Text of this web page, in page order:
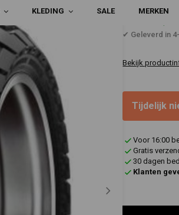
KLEDING SALE MERKEN
€350,66
✔ Geleverd in
Bekijk
Tijdelijk
Voor 16:00
Gratis
30 dagen
Klanten